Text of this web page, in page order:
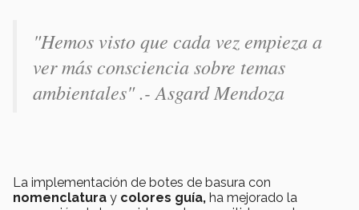
"Hemos visto que cada vez empieza a
ver más consciencia sobre temas
ambientales" .- Asgard Mendoza
La implementación de botes de basura con
nomenclatura y colores guía, ha mejorado la